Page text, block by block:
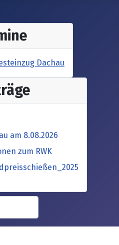
Dachau
am 8.08.2026
zum RWK